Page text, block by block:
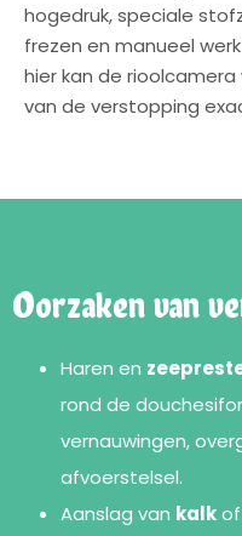
hogedruk, speciale
frezen en manueel
hier kan de
van de verstopping
Oorzaken van
Haren en
rond de
vernauwingen,
afvoerstelsel.
Aanslag van kalk